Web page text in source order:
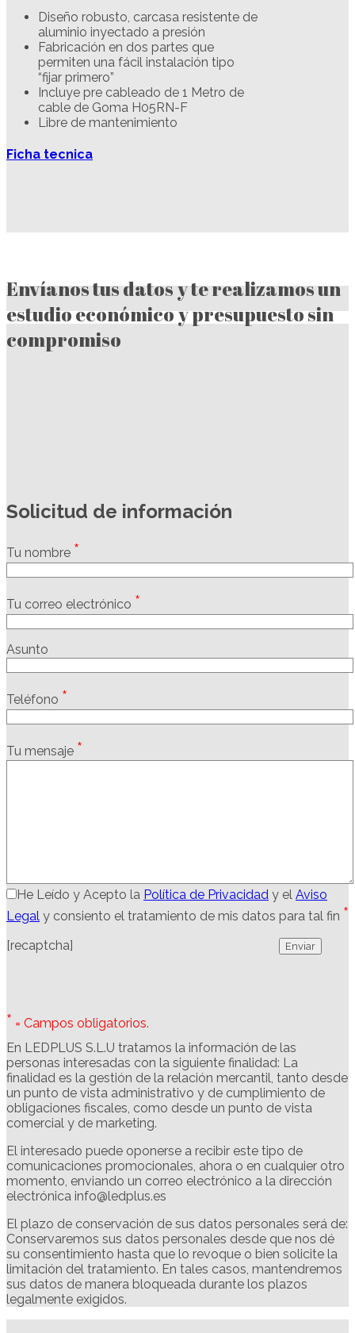
Diseño robusto, carcasa resistente de
aluminio inyectado a presión
Fabricación en dos partes que
permiten una fácil instalación tipo
“fijar primero”
Incluye pre cableado de 1 Metro de
cable de Goma H05RN-F
Libre de mantenimiento
Ficha tecnica
Envíanos tus datos y te realizamos un
estudio económico y presupuesto sin
compromiso
Solicitud de información
Tu nombre *
Tu correo electrónico *
Asunto
Teléfono *
Tu mensaje *
He Leído y Acepto la Política de Privacidad y el Aviso
Legal y consiento el tratamiento de mis datos para tal fin *
[recaptcha]
* = Campos obligatorios.
En LEDPLUS S.L.U tratamos la información de las
personas interesadas con la siguiente finalidad: La
finalidad es la gestión de la relación mercantil, tanto desde
un punto de vista administrativo y de cumplimiento de
obligaciones fiscales, como desde un punto de vista
comercial y de marketing.
El interesado puede oponerse a recibir este tipo de
comunicaciones promocionales, ahora o en cualquier otro
momento, enviando un correo electrónico a la dirección
electrónica info@ledplus.es
El plazo de conservación de sus datos personales será de:
Conservaremos sus datos personales desde que nos dé
su consentimiento hasta que lo revoque o bien solicite la
limitación del tratamiento. En tales casos, mantendremos
sus datos de manera bloqueada durante los plazos
legalmente exigidos.